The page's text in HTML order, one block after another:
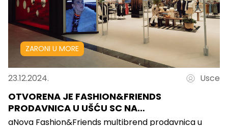
ZARONI U MORE
23.12.2024. Usce
OTVORENA JE FASHION&FRIENDS
PRODAVNICA U UŠĆU SC NA…
aNova Fashion&Friends multibrend prodavnica u